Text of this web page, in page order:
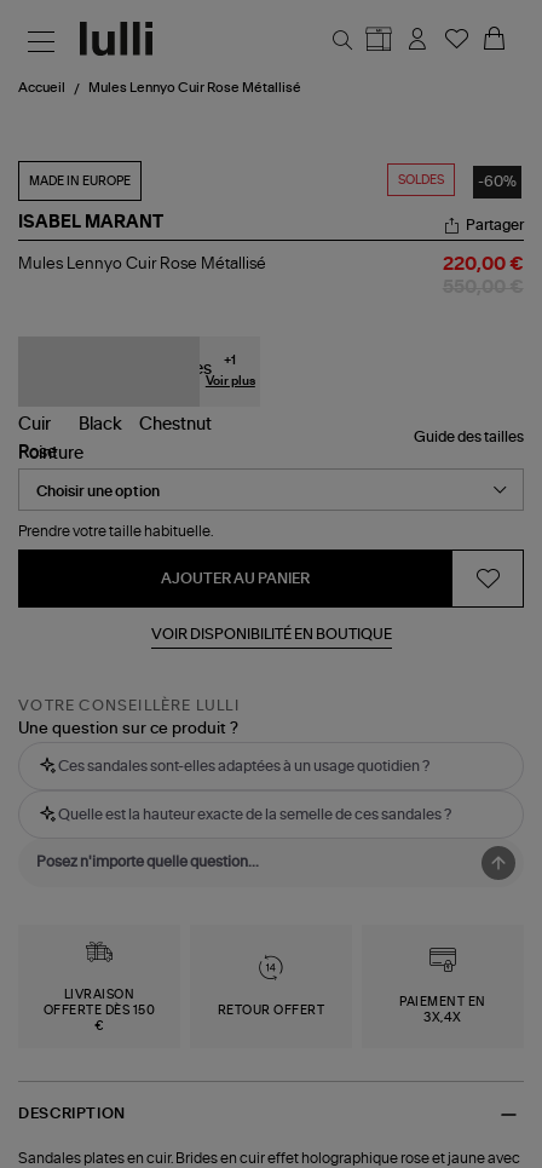
Accueil Mules Lennyo Cuir Rose Métallisé
SOLDES -60%
MADE IN EUROPE
ISABEL MARANT
Mules
Partager
Mules Lennyo Cuir Rose Métallisé 220,00 €
+1
Voir plus
Guide des tailles
Pointure
Prendre votre taille habituelle.
AJOUTER AU PANIER
VOIR DISPONIBILITÉ EN BOUTIQUE
VOTRE CONSEILLÈRE LULLI
Une question sur ce produit ?
Ces sandales sont-elles adaptées à un usage quotidien ?
Quelle est la hauteur exacte de la semelle de ces sandales ?
LIVRAISON
OFFERTE DÈS 150
€
RETOUR OFFERT
PAIEMENT EN
3X,4X
DESCRIPTION
Sandales plates en cuir. Brides en cuir effet holographique rose et jaune avec